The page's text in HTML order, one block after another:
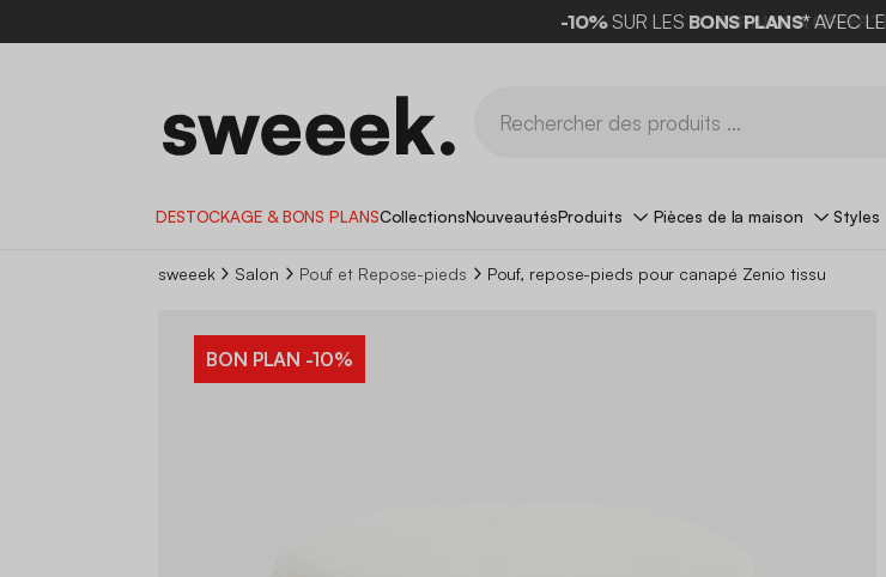
-10%SUR LES BONS PLANS*AVEC LE
DESTOCKAGE & BONS PLANSCollectionsNouveautésProduits Pièces de la maison Styles
sweeek Salon Pouf et Repose-pieds Pouf, repose-pieds pour canapé Zenio tissu
BON PLAN -10%